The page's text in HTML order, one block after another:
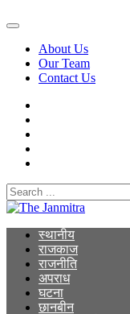
About Us
Our Team
Contact Us
Search
for:
The Janmitra
The Janmitra
स्थानीय
राजकाज
राजनीति
अपराध
घटना
छानबीन